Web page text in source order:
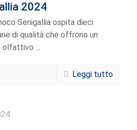
2024
Senigallia ospita dieci
di qualità che offrono un
olfattivo ...
Leggi tutto